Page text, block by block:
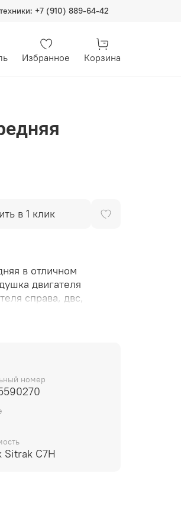
+7 (910) 889-64-42
Избранное Корзина
в 1 клик
в отличном
двигателя
справа, двс,
L LH.
номер
Sitrak C7H